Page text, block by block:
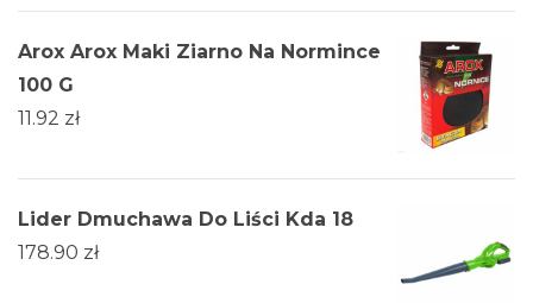
Arox Arox Maki Ziarno Na Normince
100 G
11.92 zł
Lider Dmuchawa Do Liści Kda 18
178.90 zł